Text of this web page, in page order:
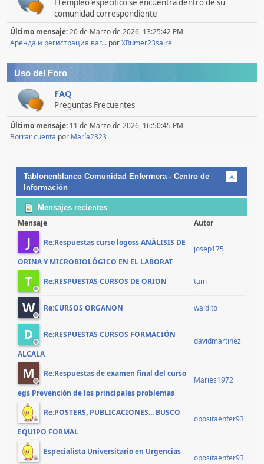
El empleo especifico se encuentra dentro de su
comunidad correspondiente
Último mensaje:20 de Marzo de 2026, 13:25:42 PM
Аренда и регистрация ваг... porXRumer23saire
Uso del Foro
FAQ
Preguntas Frecuentes
Último mensaje: 11 de Marzo de 2026, 16:50:45 PM
Borrar cuenta por María2323
Tablonenblanco Comunidad Enfermera - Centro de
Información
Mensajes recientes
Mensaje Autor
J
Re:Respuestas curso logoss ANÁLISIS DE
ORINA Y MICROBIOLÓGICO EN EL LABORAT
josep175
T Re:RESPUESTAS CURSOS DE ORION tam
W Re:CURSOS ORGANON waldito
D
Re:RESPUESTAS CURSOS FORMACIÓN
ALCALA
davidmartinez
M
Re:Respuestas de examen final del curso
egs Prevención de los principales problemas
Maries1972
Re:POSTERS, PUBLICACIONES... BUSCO
EQUIPO FORMAL
opositaenfer93
Especialista Universitario en Urgencias
opositaenfer93